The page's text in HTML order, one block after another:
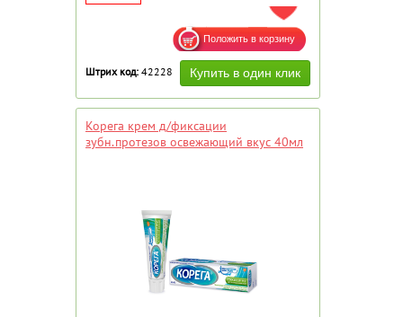
ДОБАВИТЬ В ИЗБРАННОЕ
Штрих код: 42228
Корега крем д/фиксации
зубн.протезов освежающий вкус 40мл